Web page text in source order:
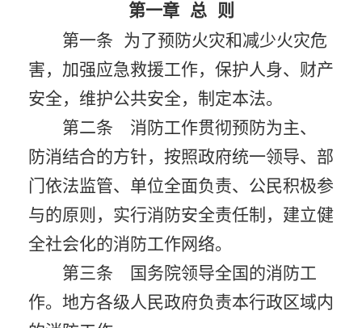
第一章 总
则
第一条 为了预防火灾和减少火灾危
害，加强应急救援工作，保护人身、财产
安全，维护公共安全，制定本法。
第二条 消防工作贯彻预防为主、
防消结合的方针，按照政府统一领导、部
门依法监管、单位全面负责、公民积极参
与的原则，实行消防安全责任制，建立健
全社会化的消防工作网络。
第三条 国务院领导全国的消防工
作。地方各级人民政府负责本行政区域内